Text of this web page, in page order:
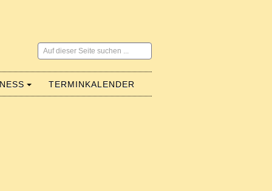
Suchen
...
TERMINKALENDER